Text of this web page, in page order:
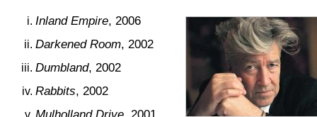
Inland Empire, 2006
Darkened Room, 2002
Dumbland, 2002
Rabbits, 2002
Mulholland Drive, 2001